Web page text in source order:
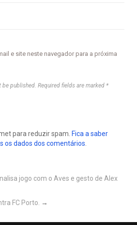
e site neste navegador para a próxima
published. Required fields are marked *
para reduzir spam. Fica a saber
os dados dos comentários.
jogo com o Aves e gesto de Alex
FC Porto. →